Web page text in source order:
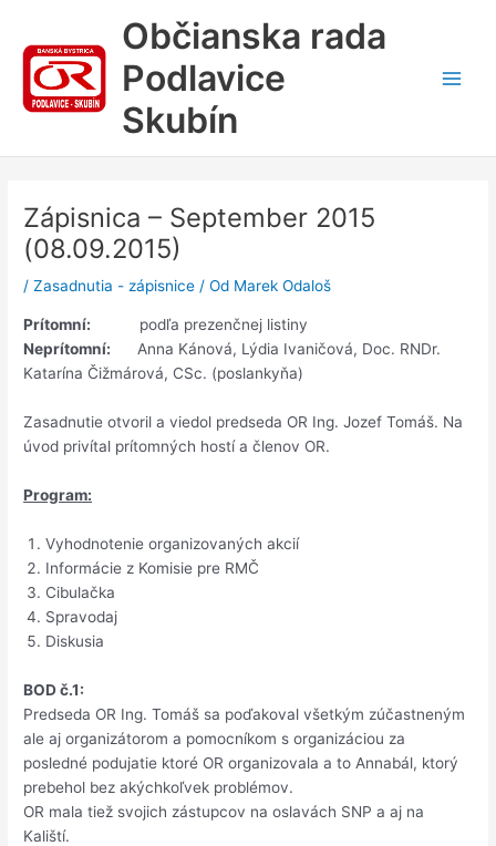
obsah
Občianska rada
Podlavice
Skubín
Zápisnica – September 2015
(08.09.2015)
/Zasadnutia - zápisnice / Od Marek Odaloš
Prítomní: podľa prezenčnej listiny
Neprítomní: Anna Kánová, Lýdia Ivaničová, Doc. RNDr.
Katarína Čižmárová, CSc. (poslankyňa)
Zasadnutie otvoril a viedol predseda OR Ing. Jozef Tomáš. Na
úvod privítal prítomných hostí a členov OR.
Program:
Vyhodnotenie organizovaných akcií
Informácie z Komisie pre RMČ
Cibulačka
Spravodaj
Diskusia
BOD č.1:
Predseda OR Ing. Tomáš sa poďakoval všetkým zúčastneným
ale aj organizátorom a pomocníkom s organizáciou za
posledné podujatie ktoré OR organizovala a to Annabál, ktorý
prebehol bez akýchkoľvek problémov.
OR mala tiež svojich zástupcov na oslavách SNP a aj na
Kaliští.